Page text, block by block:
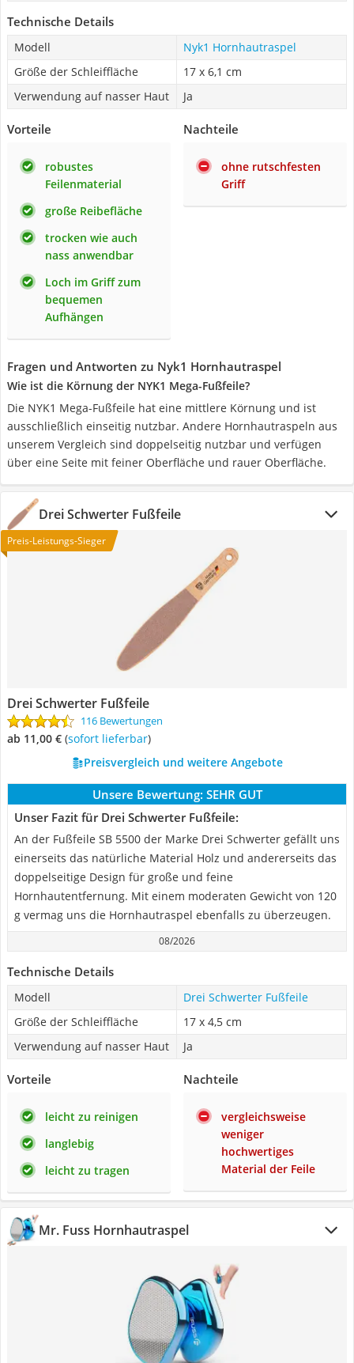
Technische Details
Modell
Nyk1 Hornhautraspel
Größe der Schleiffläche
17 x 6,1 cm
Verwendung auf nasser Haut
Ja
Vorteile
robustes
Feilenmaterial
große Reibefläche
trocken wie auch
nass anwendbar
Loch im Griff zum
bequemen
Aufhängen
Nachteile
ohne rutschfesten
Griff
Fragen und Antworten zu Nyk1 Hornhautraspel
Wie ist die Körnung der NYK1 Mega-Fußfeile?
Die NYK1 Mega-Fußfeile hat eine mittlere Körnung und ist
ausschließlich einseitig nutzbar. Andere Hornhautraspeln aus
unserem Vergleich sind doppelseitig nutzbar und verfügen
über eine Seite mit feiner Oberfläche und rauer Oberfläche.
Drei Schwerter Fußfeile
Preis-Leistungs-Sieger
Drei Schwerter Fußfeile
116 Bewertungen
ab 11,00 € ( Sofort lieferbar)
Preisvergleich und weitere Angebote
Unsere Bewertung: SEHR GUT
Unser Fazit für Drei Schwerter Fußfeile:
An der Fußfeile ‎SB 5500 der Marke Drei Schwerter gefällt uns
einerseits das natürliche Material Holz und andererseits das
doppelseitige Design für große und feine
Hornhautentfernung. Mit einem moderaten Gewicht von 120
g vermag uns die Hornhautraspel ebenfalls zu überzeugen.
08/2026
Technische Details
Modell
Drei Schwerter Fußfeile
Größe der Schleiffläche
17 x 4,5 cm
Verwendung auf nasser Haut
Ja
Vorteile
leicht zu reinigen
langlebig
leicht zu tragen
Nachteile
vergleichsweise
weniger
hochwertiges
Material der Feile
Mr. Fuss Hornhautraspel